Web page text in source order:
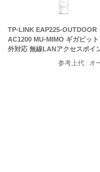
TP-LINK EAP225-OUTDOOR
AC1200 MU-MIMO ギガビット
外対応 無線LANアクセスポイ
参考上代
オ